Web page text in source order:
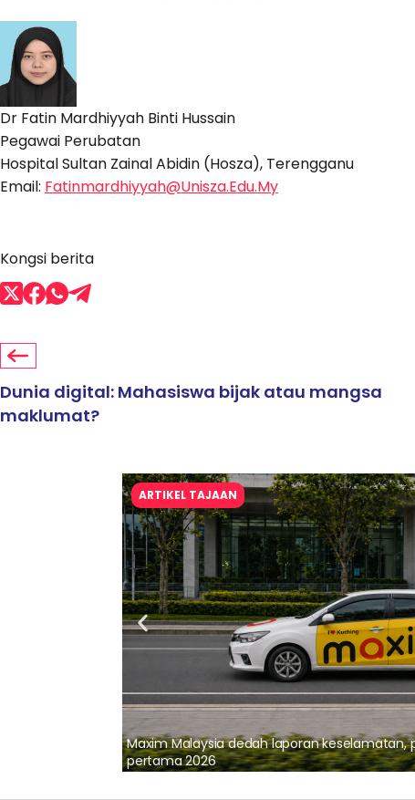
Dr Fatin Mardhiyyah Binti Hussain
Pegawai Perubatan
Hospital Sultan Zainal Abidin (Hosza), Terengganu
Email: Fatinmardhiyyah@Unisza.Edu.My
Kongsi berita
Dunia digital: Mahasiswa bijak atau mangsa
maklumat?
ARTIKEL TAJAAN
Maxim Malaysia dedah laporan
pertama 2026